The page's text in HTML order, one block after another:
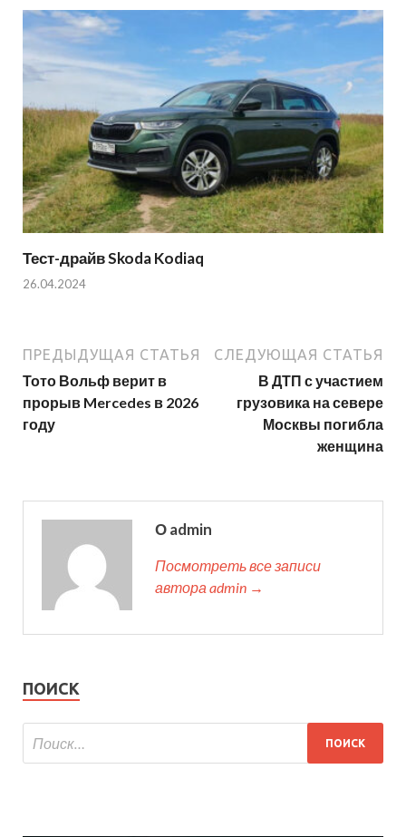
Тест-драйв Skoda Kodiaq
26.04.2024
ПРЕДЫДУЩАЯ СТАТЬЯ
Тото Вольф верит в
прорыв Mercedes в 2026
году
СЛЕДУЮЩАЯ СТАТЬЯ
В ДТП с участием
грузовика на севере
Москвы погибла
женщина
О admin
Посмотреть все записи
автора admin →
ПОИСК